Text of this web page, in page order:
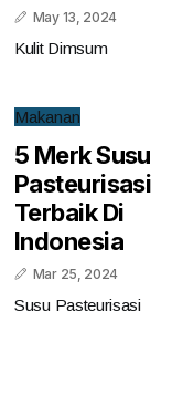
May 13, 2024
Kulit Dimsum
Makanan
5 Merk Susu
Pasteurisasi
Terbaik Di
Indonesia
Mar 25, 2024
Susu Pasteurisasi